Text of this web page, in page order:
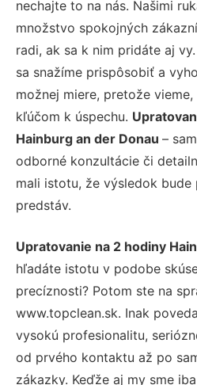
nechajte to na nás. Našimi
množstvo spokojných
radi, ak sa k nim pridáte aj
sa snažíme prispôsobiť a
možnej miere, pretože
kľúčom k úspechu.
Hainburg an der Donau –
odborné konzultácie či
mali istotu, že výsledok bude
predstáv.
Upratovanie na 2 hodiny
hľadáte istotu v podobe
precíznosti? Potom ste na
www.topclean.sk. Inak
vysokú profesionalitu,
od prvého kontaktu až po
zákazky. Keďže aj my sme